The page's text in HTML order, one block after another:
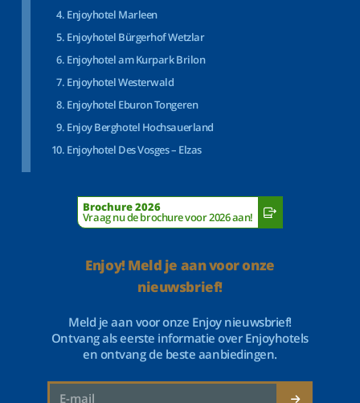
Enjoyhotel Marleen
Enjoyhotel Bürgerhof Wetzlar
Enjoyhotel am Kurpark Brilon
Enjoyhotel Westerwald
Enjoyhotel Eburon Tongeren
Enjoy Berghotel Hochsauerland
Enjoyhotel Des Vosges – Elzas
Brochure 2026
Vraag nu de brochure voor 2026 aan!
Enjoy! Meld je aan voor onze
nieuwsbrief!
Meld je aan voor onze Enjoy nieuwsbrief!
Ontvang als eerste informatie over Enjoyhotels
en ontvang de beste aanbiedingen.